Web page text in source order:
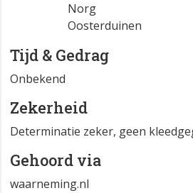
Norg
Oosterduinen
Tijd & Gedrag
Onbekend
Zekerheid
Determinatie zeker, geen
Gehoord via
waarneming.nl